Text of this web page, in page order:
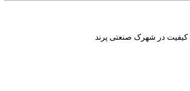
در شهرک صنعتی پرند